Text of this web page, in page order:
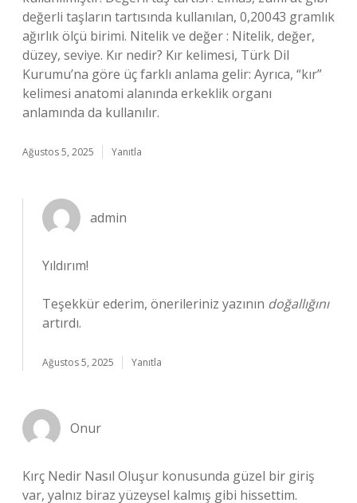
değerli taşların tartısında kullanılan, 0,20043 gramlık
ağırlık ölçü birimi. Nitelik ve değer : Nitelik, değer,
düzey, seviye. Kır nedir? Kır kelimesi, Türk Dil
Kurumu’na göre üç farklı anlama gelir: Ayrıca, “kır”
kelimesi anatomi alanında erkeklik organı
anlamında da kullanılır.
Ağustos 5, 2025 Yanıtla
admin
Yıldırım!
Teşekkür ederim, önerileriniz yazının doğallığını
artırdı.
Ağustos 5, 2025 Yanıtla
Onur
Kırç Nedir Nasıl Oluşur konusunda güzel bir giriş
var, yalnız biraz yüzeysel kalmış gibi hissettim.